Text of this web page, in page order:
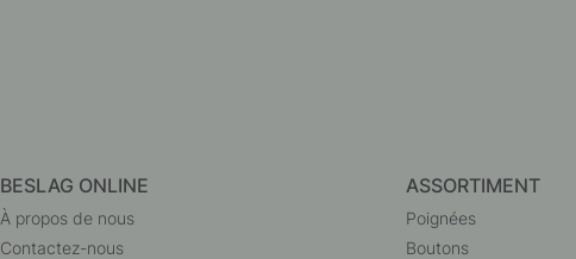
BESLAG ONLINE
À propos de nous
Contactez-nous
ASSORTIMENT
Poignées
Boutons